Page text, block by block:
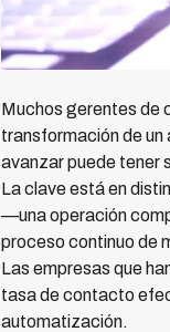
Muchos gerentes de
transformación de un
avanzar puede tener
La clave está en
—una operación
proceso continuo de
Las empresas que
tasa de contacto
automatización.